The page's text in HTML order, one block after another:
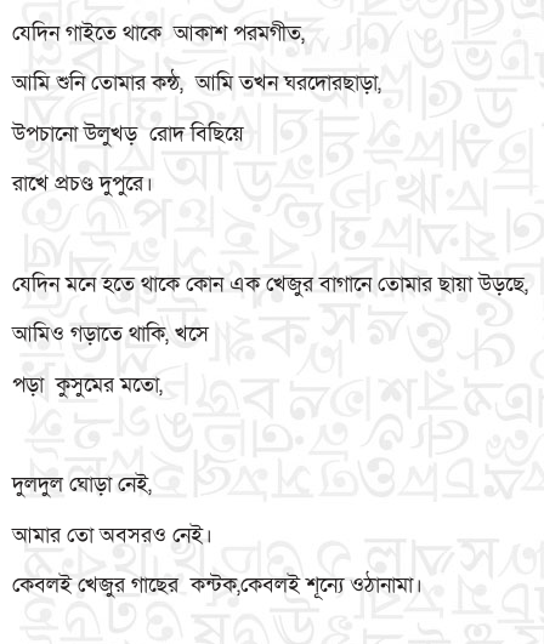
যেদিন গাইতে থাকে আকাশ পরমগীত,
আমি শুনি তোমার কন্ঠ, আমি তখন ঘরদোরছাড়া,
উপচানো উলুখড় রোদ বিছিয়ে
রাখে প্রচণ্ড দুপুরে।
যেদিন মনে হতে থাকে কোন এক খেজুর বাগানে তোমার ছায়া উড়ছে,
আমিও গড়াতে থাকি, খসে
পড়া কুসুমের মতো,
দুলদুল ঘোড়া নেই,
আমার তো অবসরও নেই।
কেবলই খেজুর গাছের কন্টক,কেবলই শূন্যে ওঠানামা।